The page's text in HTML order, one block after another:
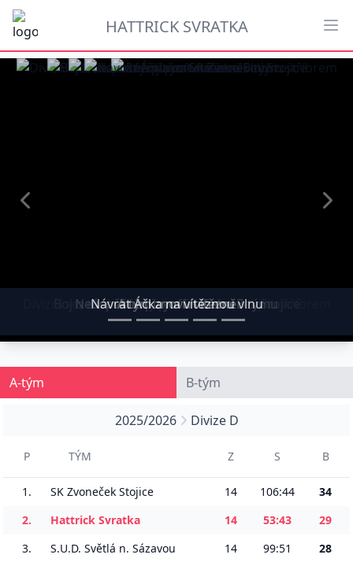
HATTRICK SVRATKA
Divizní sezona končí vítězstvím a celkovým stříbrem
Boj o titul vítězný pro SK Zvoneček Stojice
Neúspěšné playoff našeho B týmu
A tým znovu vítězně
Návrat Áčka na vítěznou vlnu
Předchozí
A-tým B-tým
2025/2026 Divize D
P TÝM Z S B
1. SK Zvoneček Stojice 14 106:44
34
2.
Hattrick Svratka 14 53:43
29
3.
S.U.D. Světlá n. Sázavou 14 99:51
28